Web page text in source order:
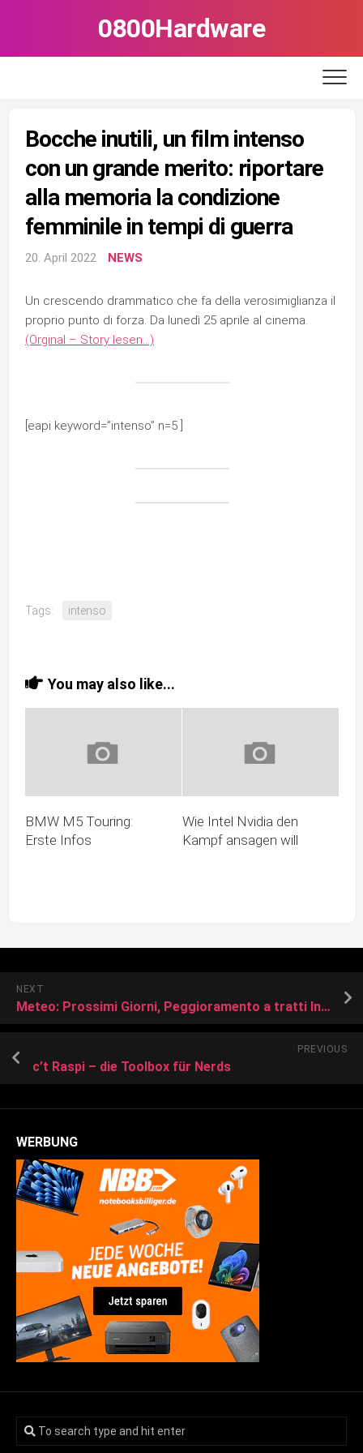
0800Hardware
Bocche inutili, un film intenso
con un grande merito: riportare
alla memoria la condizione
femminile in tempi di guerra
20. April 2022 NEWS
Un crescendo drammatico che fa della verosimiglianza il
proprio punto di forza. Da lunedì 25 aprile al cinema.
(Orginal – Story lesen…)
[eapi keyword=”intenso” n=5 ]
Tags: intenso
You may also like...
BMW M5 Touring:
Erste Infos
Wie Intel Nvidia den
Kampf ansagen will
NEXT
Meteo: Prossimi Giorni, Peggioramento a tratti Intenso entro Venerdì, torna la Pioggia su quasi tutta Italia
PREVIOUS
c’t Raspi – die Toolbox für Nerds
WERBUNG